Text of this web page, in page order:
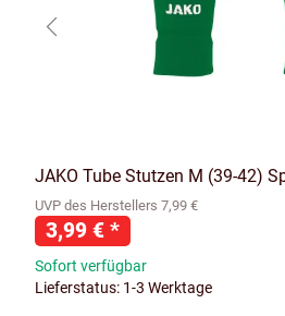
JAKO Tube Stutzen M (39-42)
UVP des Herstellers 7,99 €
3,99 € *
Sofort verfügbar
Lieferstatus: 1-3 Werktage